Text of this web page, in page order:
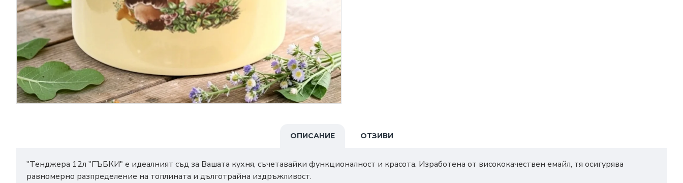
ОПИСАНИЕ ОТЗИВИ
"Тенджера 12л "ГЪБКИ" е идеалният съд за Вашата кухня, съчетавайки функционалност и красота. Изработена от висококачествен емайл, тя осигурява
равномерно разпределение на топлината и дълготрайна издръжливост.